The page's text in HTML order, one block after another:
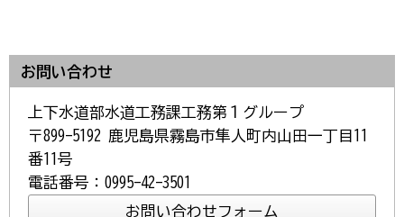
お問い合わせ
上下水道部水道工務課工務第１グループ
〒899-5192 鹿児島県霧島市隼人町内山田一丁目11
番11号
電話番号：0995-42-3501